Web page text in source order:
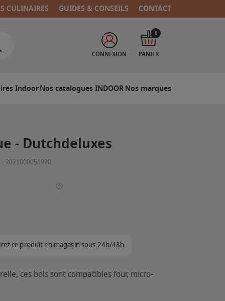
CULINAIRES GUIDES & CONSEILS CONTACT
CONNEXION PANIER
0
IndoorNos catalogues INDOORNos marques
- Dutchdeluxes
: 2021000051920
ce produit en magasin sous 24h/48h
ces bols sont compatibles four, micro-